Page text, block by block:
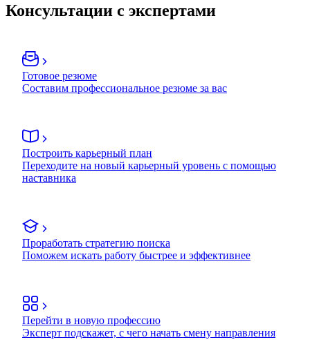
Консультации с экспертами
Готовое резюме
Составим профессиональное резюме за вас
Построить карьерный план
Переходите на новый карьерный уровень с помощью
наставника
Проработать стратегию поиска
Поможем искать работу быстрее и эффективнее
Перейти в новую профессию
Эксперт подскажет, с чего начать смену направления